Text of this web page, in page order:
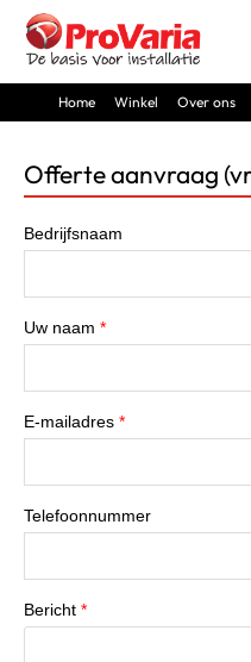
Home Winkel Over ons
Offerte aanvraag
Bedrijfsnaam
Uw naam *
E-mailadres *
Telefoonnummer
Bericht *